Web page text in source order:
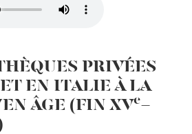
PRIVÉES
EN ITALIE À LA
ÂGE (FIN XVe-